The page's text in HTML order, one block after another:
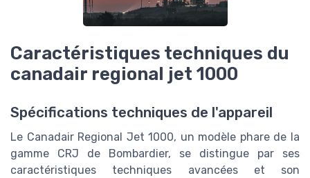
Caractéristiques techniques du
canadair regional jet 1000
Spécifications techniques de l'appareil
Le Canadair Regional Jet 1000, un modèle phare de la
gamme CRJ de Bombardier, se distingue par ses
caractéristiques techniques avancées et son